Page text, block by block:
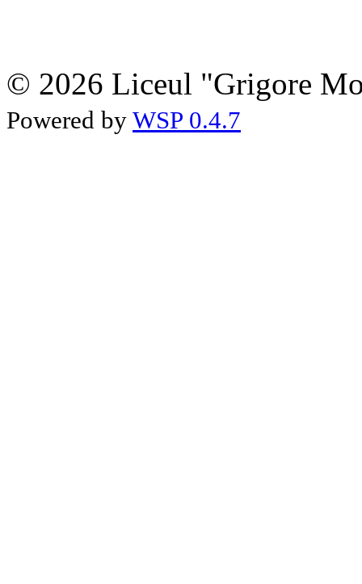
© 2026 Liceul "Grigore
Powered by WSP 0.4.7